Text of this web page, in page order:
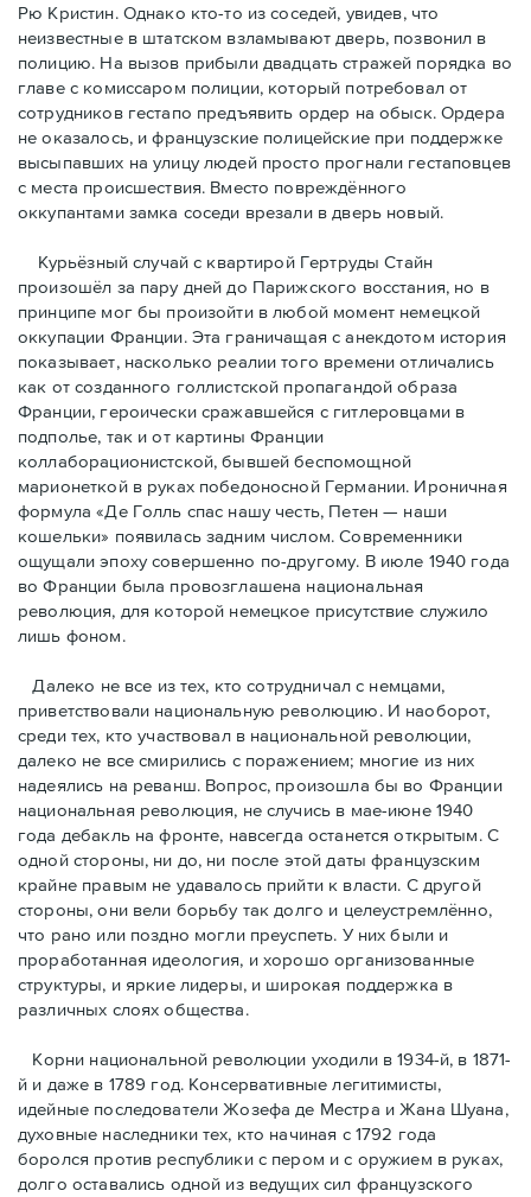
Рю Кристин. Однако кто-то из соседей, увидев, что
неизвестные в штатском взламывают дверь, позвонил в
полицию. На вызов прибыли двадцать стражей порядка во
главе с комиссаром полиции, который потребовал от
сотрудников гестапо предъявить ордер на обыск. Ордера
не оказалось, и французские полицейские при поддержке
высыпавших на улицу людей просто прогнали гестаповцев
с места происшествия. Вместо повреждённого
оккупантами замка соседи врезали в дверь новый.
Курьёзный случай с квартирой Гертруды Стайн
произошёл за пару дней до Парижского восстания, но в
принципe мог бы произойти в любой момент немецкой
оккупации Франции. Эта граничащая с анекдотом история
показывает, насколько реалии того времени отличались
как от созданного голлистской пропагандой образа
Франции, героически сражавшейся с гитлеровцами в
подполье, так и от картины Франции
коллаборационистской, бывшей беспомощной
марионеткой в руках победоносной Германии. Ироничная
формула «Де Голль спас нашу честь, Петен — наши
кошельки» появилась задним числом. Современники
ощущали эпоху совершенно по-другому. В июле 1940 года
во Франции была провозглашена национальная
революция, для которой немецкое присутствие служило
лишь фоном.
Далеко не все из тех, кто сотрудничал с немцами,
приветствовали национальную революцию. И наоборот,
среди тех, кто участвовал в национальной революции,
далеко не все смирились с поражением; многие из них
надеялись на реванш. Вопрос, произошла бы во Франции
национальная революция, не случись в мае-июне 1940
года дебакль на фронте, навсегда останется открытым. С
одной стороны, ни до, ни после этой даты французским
крайне правым не удавалось прийти к власти. С другой
стороны, они вели борьбу так долго и целеустремлённо,
что рано или поздно могли преуспеть. У них были и
проработанная идеология, и хорошо организованные
структуры, и яркие лидеры, и широкая поддержка в
различных слоях общества.
Корни национальной революции уходили в 1934-й, в 1871-
й и даже в 1789 год. Консервативные легитимисты,
идейные последователи Жозефа де Местра и Жана Шуана,
духовные наследники тех, кто начиная с 1792 года
боролся против республики с пером и с оружием в руках,
долго оставались одной из ведущих сил французского